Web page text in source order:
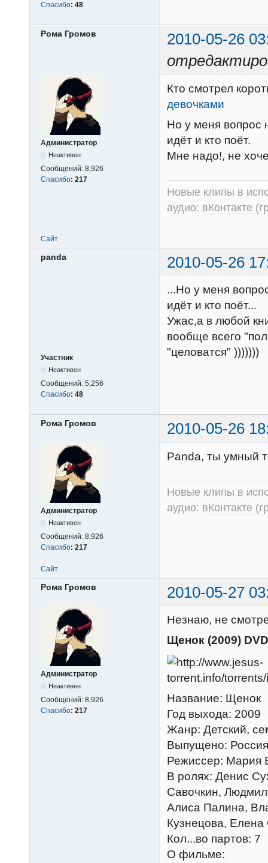
Спасибо: 48
Рома Громов
2010-05-26
Администратор
Неактивен
Сообщений: 8,926
Спасибо: 217
Кто смотрел
девочками
Но у меня вопрос
идёт и кто поёт.
Мне надо!, не
Новые клипы в
аудио: вКонтакте
Сайт
panda 2010-05-26
Участник
Неактивен
Сообщений: 5,256
Спасибо: 48
...Но у меня
идёт и кто поёт...
Ужас,а в любой
вообще всего
"целоватся" )))))))
Рома Громов 2010-05-26
Администратор
Неактивен
Сообщений: 8,926
Спасибо: 217
Panda, ты умный
Новые клипы в
аудио: вКонтакте
Сайт
Рома Громов 2010-05-27
Администратор
Неактивен
Сообщений: 8,926
Спасибо: 217
Незнаю, не
Щенок (2009)
Название: Щенок
Год выхода: 2009
Жанр: Детский,
Выпущено:
Режиссер: Мария
В ролях: Денис
Савочкин,
Алиса Палина,
Кузнецова,
Кол...во партов: 7
О фильме: